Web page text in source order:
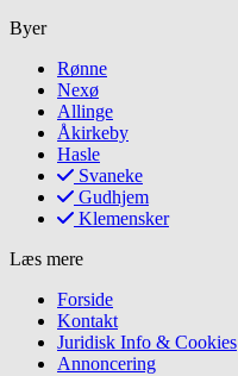
Byer
Rønne
Nexø
Allinge
Åkirkeby
Hasle
Svaneke
Gudhjem
Klemensker
Læs mere
Forside
Kontakt
Juridisk Info & Cookies​
Annoncering